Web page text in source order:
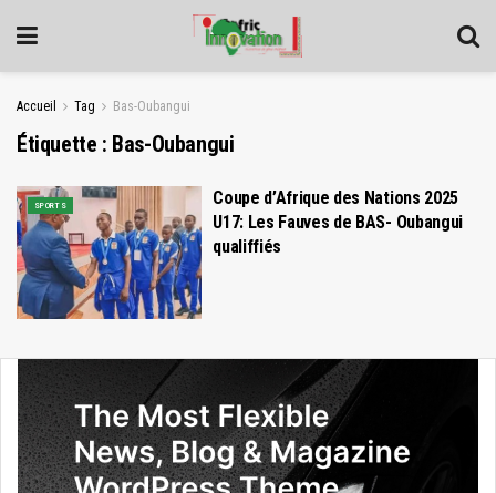
Accueil Tag Bas-Oubangui
Étiquette : Bas-Oubangui
SPORTS
Coupe d’Afrique des Nations 2025
U17: Les Fauves de BAS- Oubangui
qualiffiés